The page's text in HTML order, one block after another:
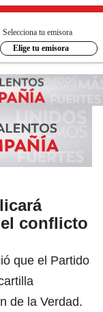
Selecciona tu emisora
Elige tu emisora
conflicto
que el Partido
de la Verdad.